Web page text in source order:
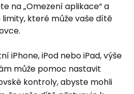
na „Omezení aplikace“ a
které může vaše dítě
iPhone, iPod nebo iPad, výše
může pomoc nastavit
kontroly, abyste mohli